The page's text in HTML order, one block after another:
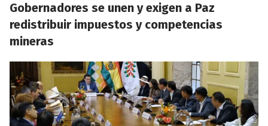
Gobernadores se unen y exigen a Paz
redistribuir impuestos y competencias
mineras